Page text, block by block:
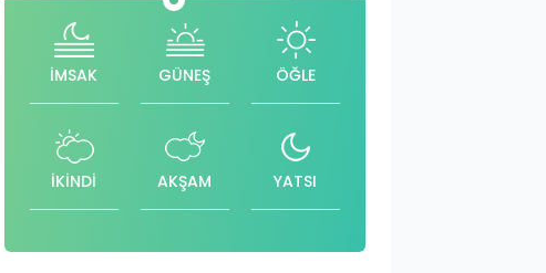
İMSAK GÜNEŞ ÖĞLE
İKİNDİ AKŞAM YATSI